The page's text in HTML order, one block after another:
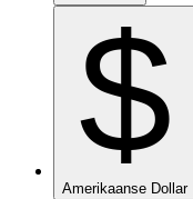
$
Amerikaanse Dollar